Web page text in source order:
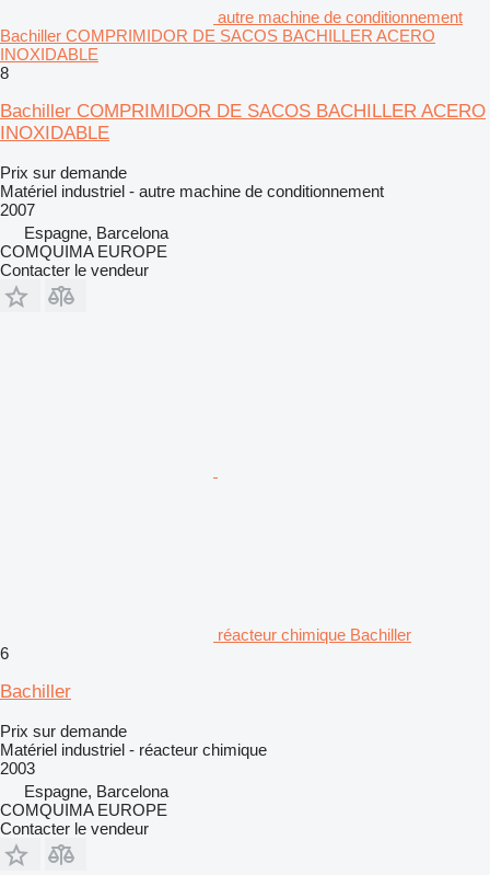
autre machine de conditionnement
Bachiller COMPRIMIDOR DE SACOS BACHILLER ACERO
INOXIDABLE
8
Bachiller COMPRIMIDOR DE SACOS BACHILLER ACERO
INOXIDABLE
Prix sur demande
Matériel industriel - autre machine de conditionnement
2007
Espagne, Barcelona
COMQUIMA EUROPE
Contacter le vendeur
réacteur chimique Bachiller
6
Bachiller
Prix sur demande
Matériel industriel - réacteur chimique
2003
Espagne, Barcelona
COMQUIMA EUROPE
Contacter le vendeur